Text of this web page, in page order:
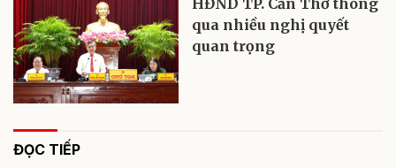
HĐND TP. Cần Thơ thông
qua nhiều nghị quyết
quan trọng
ĐỌC TIẾP